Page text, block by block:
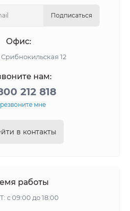
Подписаться
Офис:
Срибнокильская 12
нам:
212 818
мне
в контакты
работы
с 09:00 до 18:00